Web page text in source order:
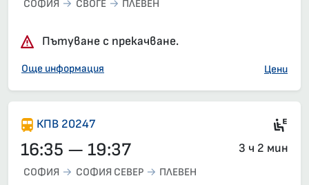
СОФИЯ СВОГЕ ПЛЕВЕН
Пътуване с прекачване.
Още информация Цени
КПВ 20247
16:35 — 19:37 3 ч 2 мин
СОФИЯ СОФИЯ СЕВЕР ПЛЕВЕН